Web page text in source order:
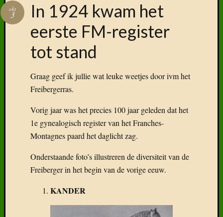
In 1924 kwam het
eerste FM-register
tot stand
okt
3
Graag geef ik jullie wat leuke weetjes door ivm het
Freibergerras.
Vorig jaar was het precies 100 jaar geleden dat het
1e gynealogisch register van het Franches-
Montagnes paard het daglicht zag.
Onderstaande foto’s illustreren de diversiteit van de
Freiberger in het begin van de vorige eeuw.
KANDER